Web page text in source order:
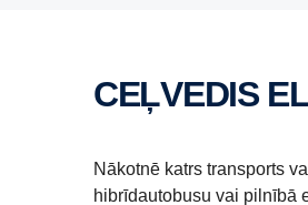
CEĻVEDIS
Nākotnē katrs transports
hibrīdautobusu vai pilnībā